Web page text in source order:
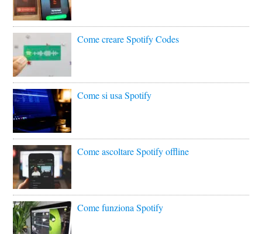
Come creare Spotify Codes
Come si usa Spotify
Come ascoltare Spotify offline
Come funziona Spotify